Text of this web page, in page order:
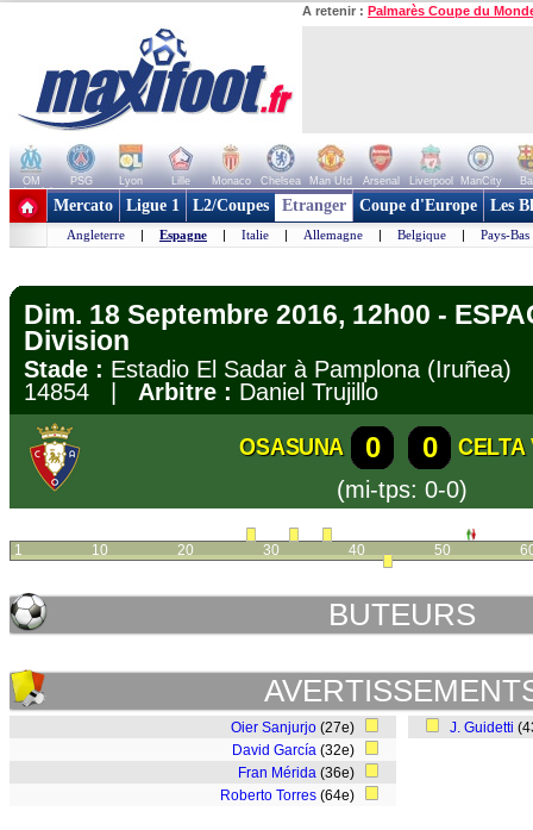
A retenir : Palmarès Coupe du
OM PSG Lyon Lille Monaco Chelsea Man Utd Arsenal Liverpool ManCity
+ de clubs
Mercato Ligue 1 L2/Coupes Etranger Coupe d'Europe Les
Angleterre | Espagne | Italie | Allemagne | Belgique | Pays-Bas
Dim. 18 Septembre 2016, 12h00 -
Division
Stade : Estadio El Sadar à Pamplona
14854 | Arbitre : Daniel Trujillo
OSASUNA 0 0
CELTA
(mi-tps: 0-0)
1 10 20 30 40 50
BUTEURS
Oier Sanjurjo (27e)
David García (32e)
Fran Mérida (36e)
Roberto Torres (64e)
J. Guidetti